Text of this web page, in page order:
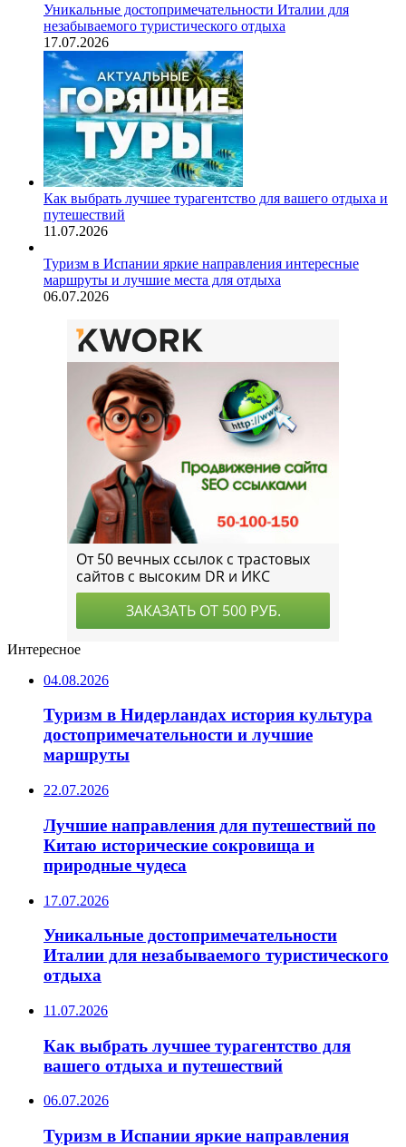
Уникальные достопримечательности Италии для
незабываемого туристического отдыха
17.07.2026
Как выбрать лучшее турагентство для вашего отдыха и
путешествий
11.07.2026
Туризм в Испании яркие направления интересные
маршруты и лучшие места для отдыха
06.07.2026
Интересное
04.08.2026
Туризм в Нидерландах история культура
достопримечательности и лучшие
маршруты
22.07.2026
Лучшие направления для путешествий по
Китаю исторические сокровища и
природные чудеса
17.07.2026
Уникальные достопримечательности
Италии для незабываемого туристического
отдыха
11.07.2026
Как выбрать лучшее турагентство для
вашего отдыха и путешествий
06.07.2026
Туризм в Испании яркие направления